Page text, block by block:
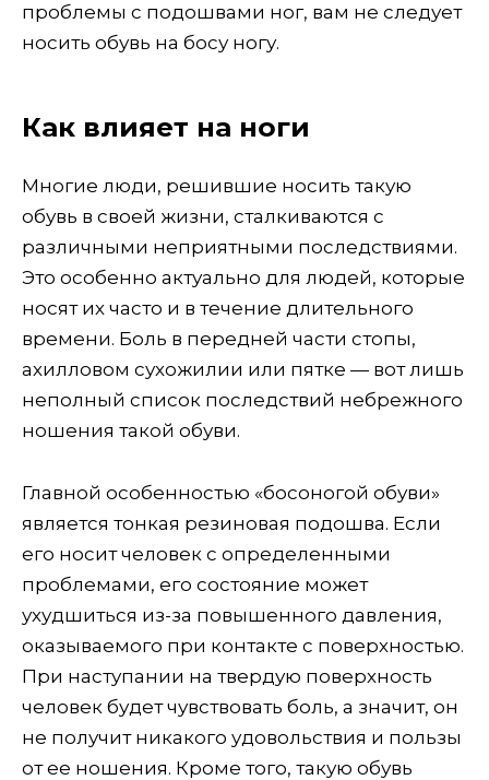
проблемы с подошвами ног, вам не следует
носить обувь на босу ногу.
Как влияет на ноги
Многие люди, решившие носить такую ​​
обувь в своей жизни, сталкиваются с
различными неприятными последствиями.
Это особенно актуально для людей, которые
носят их часто и в течение длительного
времени. Боль в передней части стопы,
ахилловом сухожилии или пятке — вот лишь
неполный список последствий небрежного
ношения такой обуви.
Главной особенностью «босоногой обуви»
является тонкая резиновая подошва. Если
его носит человек с определенными
проблемами, его состояние может
ухудшиться из-за повышенного давления,
оказываемого при контакте с поверхностью.
При наступании на твердую поверхность
человек будет чувствовать боль, а значит, он
не получит никакого удовольствия и пользы
от ее ношения. Кроме того, такую ​​обувь